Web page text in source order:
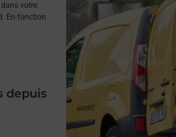
votre
En fonction
depuis